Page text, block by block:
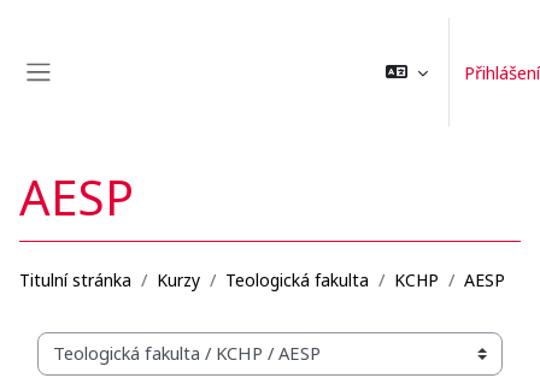
Přihlášení
AESP
Titulní stránka Kurzy Teologická fakulta KCHP AESP
Organizační struktura kurzů